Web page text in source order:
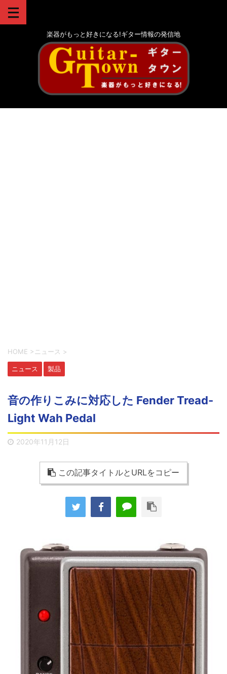
楽器がもっと好きになる!ギター情報の発信地
HOME > ニュース >
ニュース 製品
音の作りこみに対応した Fender Tread-
Light Wah Pedal
2020年11月12日
この記事タイトルとURLをコピー